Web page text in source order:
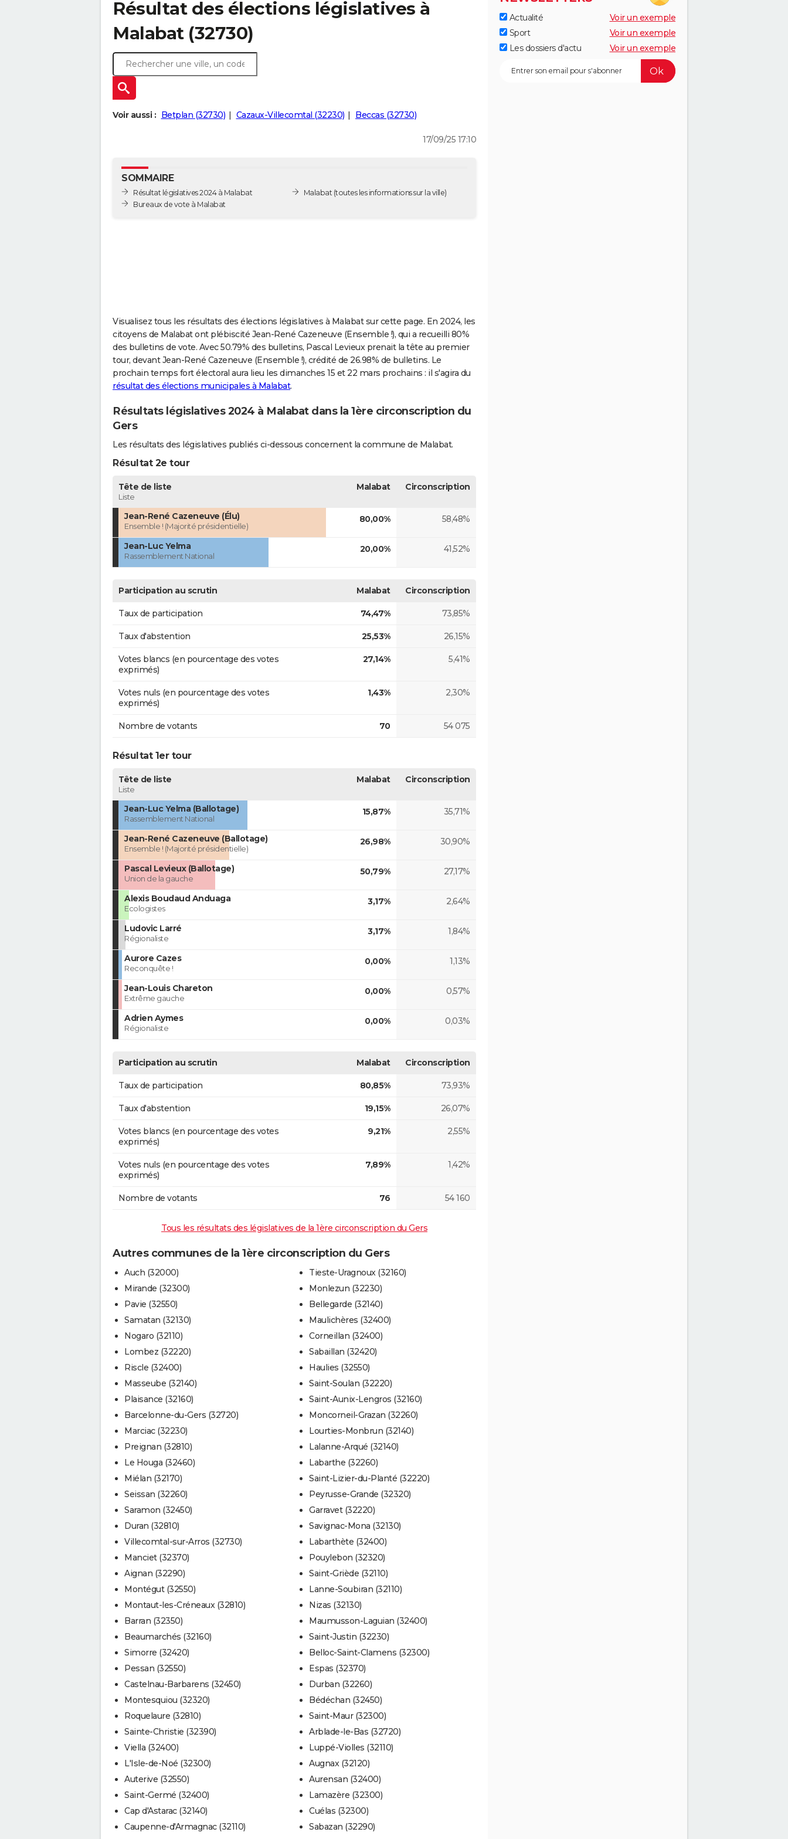
Résultat des élections législatives à
Malabat (32730)
Voir aussi : Betplan (32730) Cazaux-Villecomtal (32230) Beccas (32730)
17/09/25 17:10
SOMMAIRE
Résultat législatives 2024 à Malabat
Bureaux de vote à Malabat
Malabat (toutes les informations sur la ville)
Visualisez tous les résultats des élections législatives à Malabat sur cette page. En 2024, les
citoyens de Malabat ont plébiscité Jean-René Cazeneuve (Ensemble !), qui a recueilli 80%
des bulletins de vote. Avec 50.79% des bulletins, Pascal Levieux prenait la tête au premier
tour, devant Jean-René Cazeneuve (Ensemble !), crédité de 26.98% de bulletins. Le
prochain temps fort électoral aura lieu les dimanches 15 et 22 mars prochains : il s'agira du
résultat des élections municipales à Malabat.
Résultats législatives 2024 à Malabat dans la 1ère circonscription du
Gers
Les résultats des législatives publiés ci-dessous concernent la commune de Malabat.
Résultat 2e tour
Tête de liste
Liste
Malabat Circonscription
Jean-René Cazeneuve (Élu)
Ensemble ! (Majorité présidentielle)
80,00% 58,48%
Jean-Luc Yelma
Rassemblement National
20,00% 41,52%
Participation au scrutin Malabat Circonscription
Taux de participation 74,47% 73,85%
Taux d'abstention 25,53% 26,15%
Votes blancs (en pourcentage des votes
exprimés)
27,14% 5,41%
Votes nuls (en pourcentage des votes
exprimés)
1,43% 2,30%
Nombre de votants 70 54 075
Résultat 1er tour
Tête de liste
Liste
Malabat Circonscription
Jean-Luc Yelma (Ballotage)
Rassemblement National
15,87% 35,71%
Jean-René Cazeneuve (Ballotage)
Ensemble ! (Majorité présidentielle)
26,98% 30,90%
Pascal Levieux (Ballotage)
Union de la gauche
50,79% 27,17%
Alexis Boudaud Anduaga
Ecologistes
3,17% 2,64%
Ludovic Larré
Régionaliste
3,17% 1,84%
Aurore Cazes
Reconquête !
0,00% 1,13%
Jean-Louis Chareton
Extrême gauche
0,00% 0,57%
Adrien Aymes
Régionaliste
0,00% 0,03%
Participation au scrutin Malabat Circonscription
Taux de participation 80,85% 73,93%
Taux d'abstention 19,15% 26,07%
Votes blancs (en pourcentage des votes
exprimés)
9,21% 2,55%
Votes nuls (en pourcentage des votes
exprimés)
7,89% 1,42%
Nombre de votants 76 54 160
Tous les résultats des législatives de la 1ère circonscription du Gers
Autres communes de la 1ère circonscription du Gers
Auch (32000)
Mirande (32300)
Pavie (32550)
Samatan (32130)
Nogaro (32110)
Lombez (32220)
Riscle (32400)
Masseube (32140)
Plaisance (32160)
Barcelonne-du-Gers (32720)
Marciac (32230)
Preignan (32810)
Le Houga (32460)
Miélan (32170)
Seissan (32260)
Saramon (32450)
Duran (32810)
Villecomtal-sur-Arros (32730)
Manciet (32370)
Aignan (32290)
Montégut (32550)
Montaut-les-Créneaux (32810)
Barran (32350)
Beaumarchés (32160)
Simorre (32420)
Pessan (32550)
Castelnau-Barbarens (32450)
Montesquiou (32320)
Roquelaure (32810)
Sainte-Christie (32390)
Viella (32400)
L'Isle-de-Noé (32300)
Auterive (32550)
Saint-Germé (32400)
Cap d'Astarac (32140)
Caupenne-d'Armagnac (32110)
Tieste-Uragnoux (32160)
Monlezun (32230)
Bellegarde (32140)
Maulichères (32400)
Corneillan (32400)
Sabaillan (32420)
Haulies (32550)
Saint-Soulan (32220)
Saint-Aunix-Lengros (32160)
Moncorneil-Grazan (32260)
Lourties-Monbrun (32140)
Lalanne-Arqué (32140)
Labarthe (32260)
Saint-Lizier-du-Planté (32220)
Peyrusse-Grande (32320)
Garravet (32220)
Savignac-Mona (32130)
Labarthète (32400)
Pouylebon (32320)
Saint-Griède (32110)
Lanne-Soubiran (32110)
Nizas (32130)
Maumusson-Laguian (32400)
Saint-Justin (32230)
Belloc-Saint-Clamens (32300)
Espas (32370)
Durban (32260)
Bédéchan (32450)
Saint-Maur (32300)
Arblade-le-Bas (32720)
Luppé-Violles (32110)
Augnax (32120)
Aurensan (32400)
Lamazère (32300)
Cuélas (32300)
Sabazan (32290)
Actualité
Voir un exemple
Sport
Voir un exemple
Les dossiers d'actu
Voir un exemple